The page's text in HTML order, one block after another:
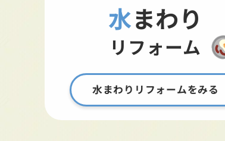
水まわり
リフォーム
水まわりリフォームをみる